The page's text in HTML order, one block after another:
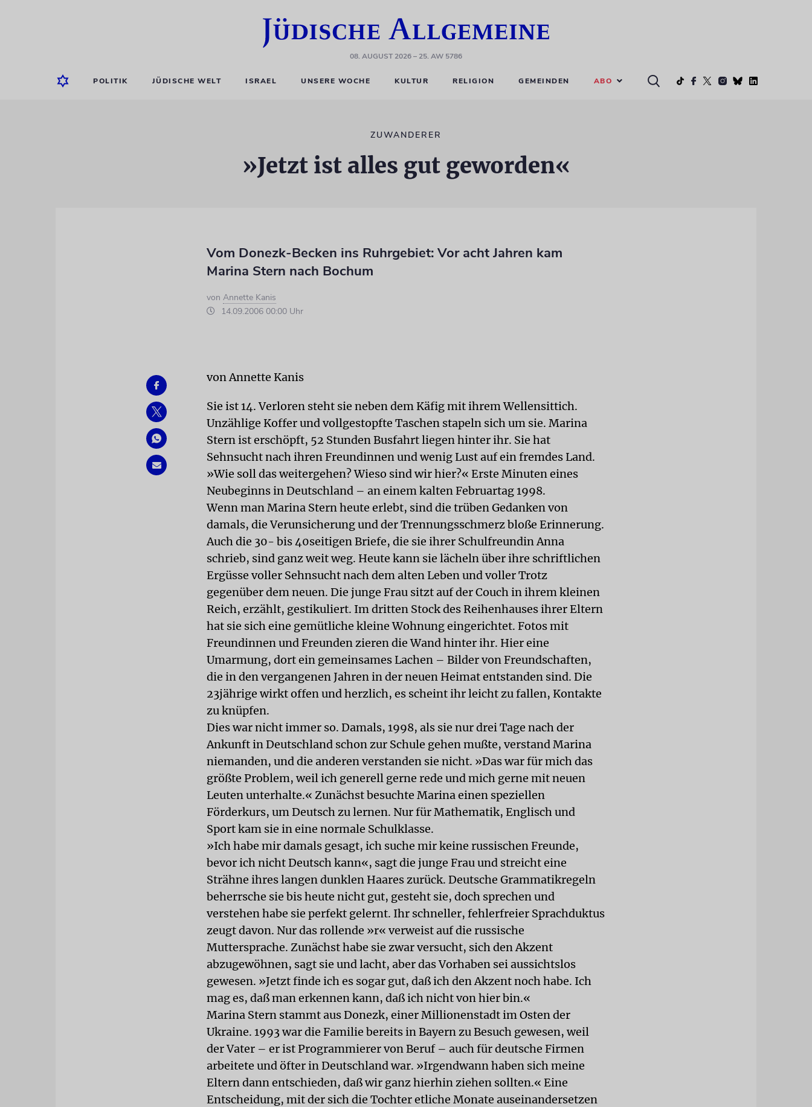
08. AUGUST 2026– 25. AW 5786
POLITIK JÜDISCHE WELT ISRAEL UNSERE WOCHE KULTUR RELIGION GEMEINDEN ABO
ZUWANDERER
»Jetzt ist alles gut geworden«
Vom Donezk-Becken ins Ruhrgebiet: Vor acht Jahren kam
Marina Stern nach Bochum
von Annette Kanis
14.09.2006 00:00 Uhr
von Annette Kanis
Sie ist 14. Verloren steht sie neben dem Käfig mit ihrem Wellensittich.
Unzählige Koffer und vollgestopfte Taschen stapeln sich um sie. Marina
Stern ist erschöpft, 52 Stunden Busfahrt liegen hinter ihr. Sie hat
Sehnsucht nach ihren Freundinnen und wenig Lust auf ein fremdes Land.
»Wie soll das weitergehen? Wieso sind wir hier?« Erste Minuten eines
Neubeginns in Deutschland – an einem kalten Februartag 1998.
Wenn man Marina Stern heute erlebt, sind die trüben Gedanken von
damals, die Verunsicherung und der Trennungsschmerz bloße Erinnerung.
Auch die 30- bis 40seitigen Briefe, die sie ihrer Schulfreundin Anna
schrieb, sind ganz weit weg. Heute kann sie lächeln über ihre schriftlichen
Ergüsse voller Sehnsucht nach dem alten Leben und voller Trotz
gegenüber dem neuen. Die junge Frau sitzt auf der Couch in ihrem kleinen
Reich, erzählt, gestikuliert. Im dritten Stock des Reihenhauses ihrer Eltern
hat sie sich eine gemütliche kleine Wohnung eingerichtet. Fotos mit
Freundinnen und Freunden zieren die Wand hinter ihr. Hier eine
Umarmung, dort ein gemeinsames Lachen – Bilder von Freundschaften,
die in den vergangenen Jahren in der neuen Heimat entstanden sind. Die
23jährige wirkt offen und herzlich, es scheint ihr leicht zu fallen, Kontakte
zu knüpfen.
Dies war nicht immer so. Damals, 1998, als sie nur drei Tage nach der
Ankunft in Deutschland schon zur Schule gehen mußte, verstand Marina
niemanden, und die anderen verstanden sie nicht. »Das war für mich das
größte Problem, weil ich generell gerne rede und mich gerne mit neuen
Leuten unterhalte.« Zunächst besuchte Marina einen speziellen
Förderkurs, um Deutsch zu lernen. Nur für Mathematik, Englisch und
Sport kam sie in eine normale Schulklasse.
»Ich habe mir damals gesagt, ich suche mir keine russischen Freunde,
bevor ich nicht Deutsch kann«, sagt die junge Frau und streicht eine
Strähne ihres langen dunklen Haares zurück. Deutsche Grammatikregeln
beherrsche sie bis heute nicht gut, gesteht sie, doch sprechen und
verstehen habe sie perfekt gelernt. Ihr schneller, fehlerfreier Sprachduktus
zeugt davon. Nur das rollende »r« verweist auf die russische
Muttersprache. Zunächst habe sie zwar versucht, sich den Akzent
abzugewöhnen, sagt sie und lacht, aber das Vorhaben sei aussichtslos
gewesen. »Jetzt finde ich es sogar gut, daß ich den Akzent noch habe. Ich
mag es, daß man erkennen kann, daß ich nicht von hier bin.«
Marina Stern stammt aus Donezk, einer Millionenstadt im Osten der
Ukraine. 1993 war die Familie bereits in Bayern zu Besuch gewesen, weil
der Vater – er ist Programmierer von Beruf – auch für deutsche Firmen
arbeitete und öfter in Deutschland war. »Irgendwann haben sich meine
Eltern dann entschieden, daß wir ganz hierhin ziehen sollten.« Eine
Entscheidung, mit der sich die Tochter etliche Monate auseinandersetzen